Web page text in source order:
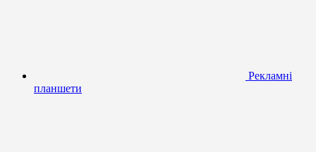
Рекламні
планшети